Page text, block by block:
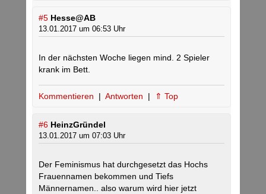
#5 Hesse@AB
13.01.2017 um 06:53 Uhr
In der nächsten Woche liegen mind. 2 Spieler
krank im Bett.
Kommentieren | Antworten | ⇑ Top
#6 HeinzGründel
13.01.2017 um 07:03 Uhr
Der Feminismus hat durchgesetzt das Hochs
Frauennamen bekommen und Tiefs
Männernamen.. also warum wird hier jetzt